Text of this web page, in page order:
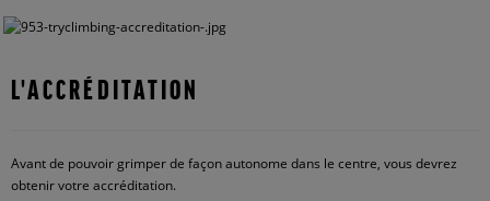
L'ACCRÉDITATION
Avant de pouvoir grimper de façon autonome dans le centre, vous devrez
obtenir votre accréditation.